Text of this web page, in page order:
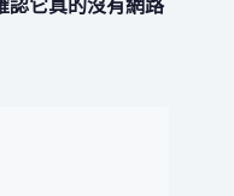
認它真的沒有網路